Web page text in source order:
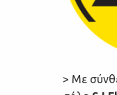
> Με